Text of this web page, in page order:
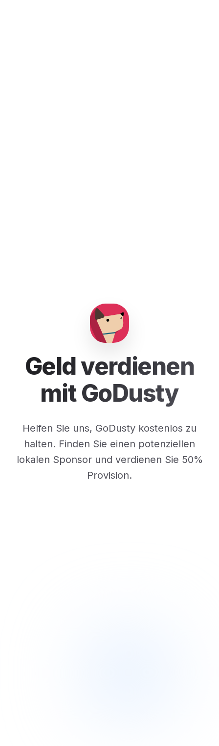
Geld verdienen
mit GoDusty
Helfen Sie uns, GoDusty kostenlos zu
halten. Finden Sie einen potenziellen
lokalen Sponsor und verdienen Sie 50%
Provision.